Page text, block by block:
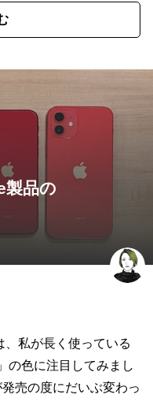
製品の
、私が長く使っている
の色に注目してみまし
売の度にだいぶ変わっ